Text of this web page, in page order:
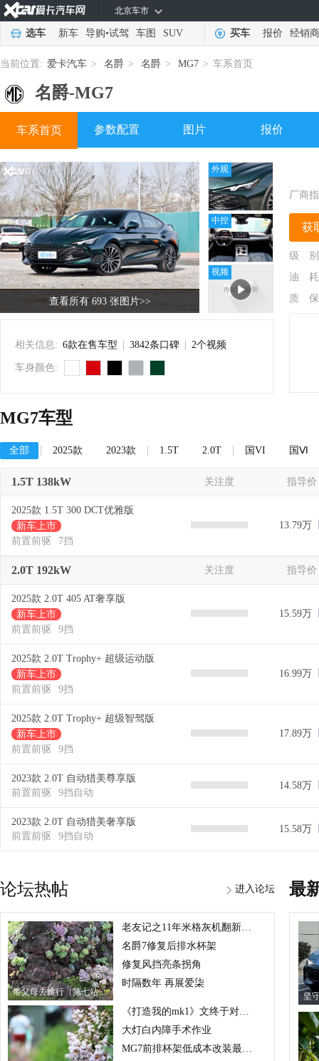
北京车市
选车 新车 导购•试驾 车图 SUV 买车 报价 经销商
当前位置: 爱卡汽车 > 名爵 > 名爵 > MG7 > 车系首页
名爵-MG7
车系首页 参数配置 图片 报价
查看所有 693 张图片>>
外观
中控
视频
相关信息: 6款在售车型 3842条口碑 2个视频
车身颜色:
厂商
获
级 别
油 耗
质 保
MG7车型
全部 2025款 2023款 1.5T 2.0T 国VI 国Ⅵ
1.5T 138kW 关注度 指导价
2025款 1.5T 300 DCT优雅版
新车上市
前置前驱
7挡
13.79万
2.0T 192kW 关注度 指导价
2025款 2.0T 405 AT奢享版
新车上市
前置前驱
9挡
15.59万
2025款 2.0T Trophy+ 超级运动版
新车上市
前置前驱
9挡
16.99万
2025款 2.0T Trophy+ 超级智驾版
新车上市
前置前驱
9挡
17.89万
2023款 2.0T 自动猎美尊享版
前置前驱
9挡自动
14.58万
2023款 2.0T 自动猎美奢享版
前置前驱
9挡自动
15.58万
论坛热帖 进入论坛
带父母去旅行（第七站）——彩云之南
老友记之11年米格灰机翻新顶棚和门板
名爵7修复后排水杯架
修复风挡亮条拐角
时隔数年 再展爱柒
《打造我的mk1》文终于对题了，换掉MG 7L的大嘴，上4眼
大灯白内障手术作业
MG7前排杯架低成本改装最完美方案
最